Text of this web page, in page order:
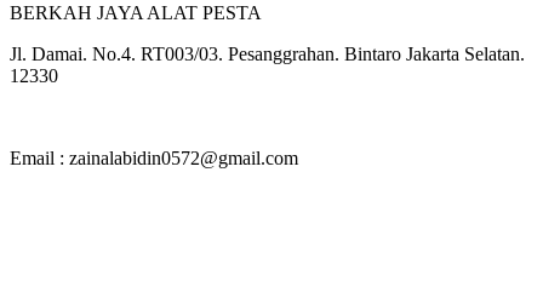
BERKAH JAYA ALAT PESTA
Jl. Damai. No.4. RT003/03. Pesanggrahan. Bintaro Jakarta Selatan.
12330
Email : zainalabidin0572@gmail.com